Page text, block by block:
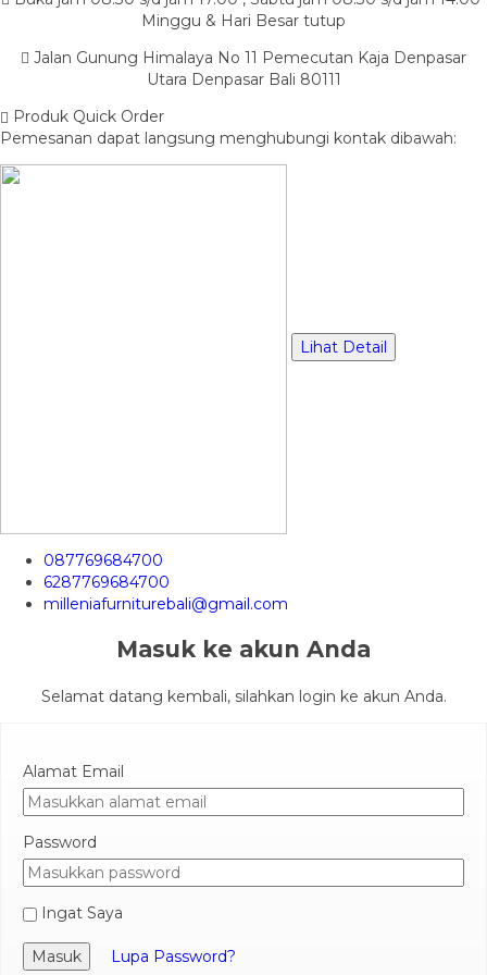
Minggu & Hari Besar tutup
Jalan Gunung Himalaya No 11 Pemecutan Kaja Denpasar
Utara Denpasar Bali 80111
Produk Quick Order
Pemesanan dapat langsung menghubungi kontak dibawah:
Lihat Detail
087769684700
6287769684700
milleniafurniturebali@gmail.com
Masuk ke akun Anda
Selamat datang kembali, silahkan login ke akun Anda.
Alamat Email
Password
Ingat Saya
Masuk Lupa Password?